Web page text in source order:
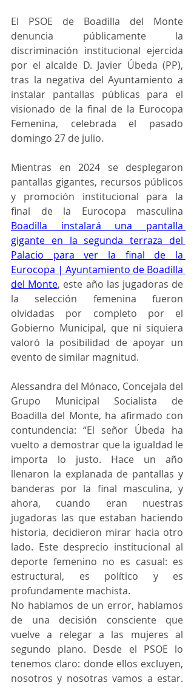
El PSOE de Boadilla del Monte
denuncia públicamente la
discriminación institucional ejercida
por el alcalde D. Javier Úbeda (PP),
tras la negativa del Ayuntamiento a
instalar pantallas públicas para el
visionado de la final de la Eurocopa
Femenina, celebrada el pasado
domingo 27 de julio.
Mientras en 2024 se desplegaron
pantallas gigantes, recursos públicos
y promoción institucional para la
Boadilla instalará una pantalla
gigante en la segunda terraza del
Palacio para ver la final de la
Eurocopa | Ayuntamiento de Boadilla
del Monte, este año las jugadoras de
la selección femenina fueron
olvidadas por completo por el
Gobierno Municipal, que ni siquiera
valoró la posibilidad de apoyar un
evento de similar magnitud.
Alessandra del Mónaco, Concejala del
Grupo Municipal Socialista de
Boadilla del Monte, ha afirmado con
contundencia: “El señor Úbeda ha
vuelto a demostrar que la igualdad le
importa lo justo. Hace un año
llenaron la explanada de pantallas y
banderas por la final masculina, y
ahora, cuando eran nuestras
jugadoras las que estaban haciendo
historia, decidieron mirar hacia otro
lado. Este desprecio institucional al
deporte femenino no es casual: es
estructural, es político y es
profundamente machista.
No hablamos de un error, hablamos
de una decisión consciente que
vuelve a relegar a las mujeres al
segundo plano. Desde el PSOE lo
tenemos claro: donde ellos excluyen,
nosotros y nosotras vamos a estar.